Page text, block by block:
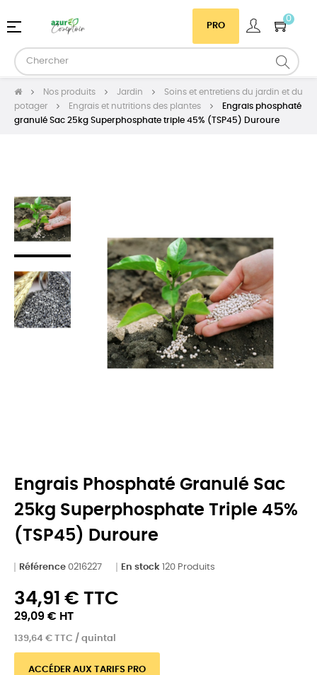
PRO
0
Basculer
navigation
☰
Nos produits Jardin
Soins et entretiens du jardin et du
potager
Engrais et nutritions des plantes
Engrais phosphaté
granulé Sac 25kg Superphosphate triple 45% (TSP45) Duroure
Engrais Phosphaté Granulé Sac
25kg Superphosphate Triple 45%
(TSP45) Duroure
Référence 0216227 En stock 120 Produits
34,91 € TTC
29,09 € HT
139,64 € TTC / quintal
ACCÉDER AUX TARIFS PRO